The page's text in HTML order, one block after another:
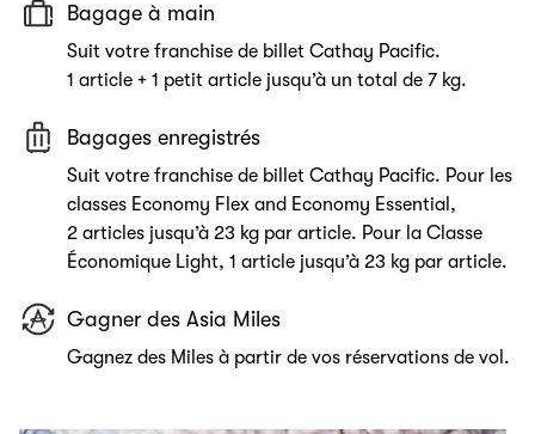
Bagage à main
Suit votre franchise de billet Cathay Pacific.
1 article + 1 petit article jusqu’à un total de 7 kg.
Bagages enregistrés
Suit votre franchise de billet Cathay Pacific. Pour les
classes Economy Flex and Economy Essential,
2 articles jusqu’à 23 kg par article. Pour la Classe
Économique Light, 1 article jusqu’à 23 kg par article.
Gagner des Asia Miles
Gagnez des Miles à partir de vos réservations de vol.